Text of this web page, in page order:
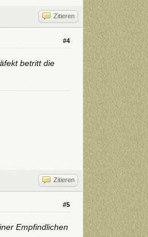
Zitieren
#4
betritt die
Zitieren
#5
Empfindlichen